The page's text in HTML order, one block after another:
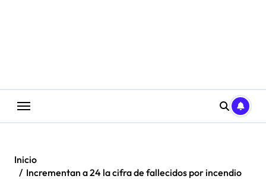
Inicio
Incrementan a 24 la cifra de fallecidos por incendio